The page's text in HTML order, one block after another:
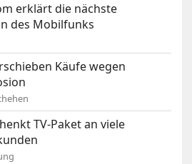
erklärt die nächste
des Mobilfunks
Käufe wegen
TV-Paket an viele